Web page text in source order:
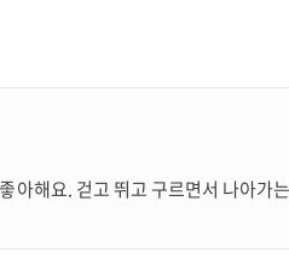
아해요. 걷고 뛰고 구르면서 나아가